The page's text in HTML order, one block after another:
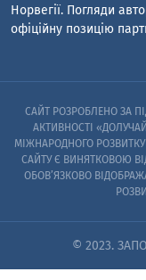
Норвегії. Погляди
офіційну позицію
САЙТ РОЗРОБЛЕНО ЗА
АКТИВНОСТІ
МІЖНАРОДНОГО РОЗВИТКУ
САЙТУ Є ВИНЯТКОВОЮ
ОБОВ’ЯЗКОВО
© 2023.